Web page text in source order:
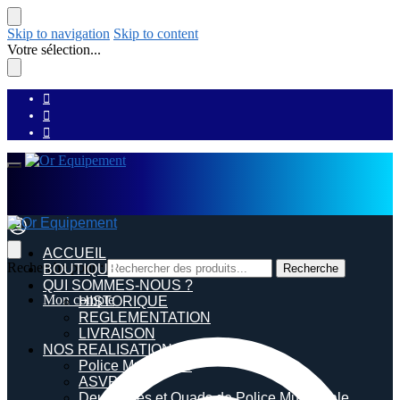
Skip to navigation Skip to content
Votre sélection...
Recherche pour : Recherche
Mon compte
ACCUEIL
BOUTIQUE
QUI SOMMES-NOUS ?
HISTORIQUE
REGLEMENTATION
LIVRAISON
NOS REALISATIONS
Police Municipale
ASVP